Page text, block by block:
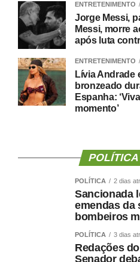
ENTRETENIMENTO
Jorge Messi,
Messi, morre
após luta
ENTRETENIMENTO
Lívia Andrade
bronzeado
Espanha:
momento’
POLÍTICA
POLÍTICA 2 dias
Sancionada
emendas da
bombeiros
POLÍTICA 3 dias
Redações
Senador